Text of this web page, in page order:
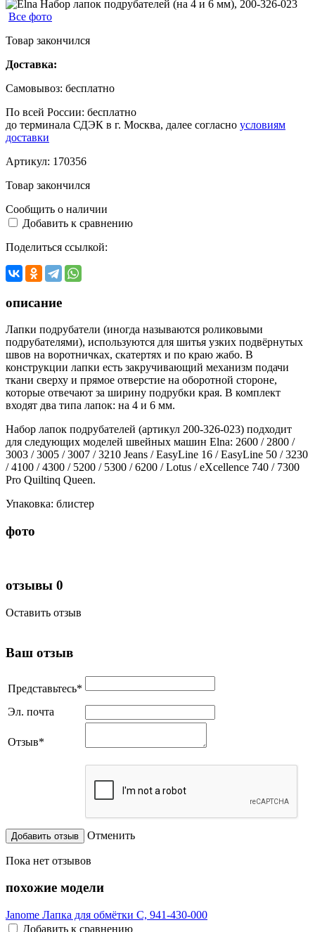
Все фото
Товар закончился
Доставка:
Самовывоз: бесплатно
По всей России: бесплатно
до терминала СДЭК в г. Москва, далее согласно условиям
доставки
Артикул: 170356
Товар закончился
Сообщить о наличии
Добавить к сравнению
Поделиться ссылкой:
описание
Лапки подрубатели (иногда называются роликовыми
подрубателями), используются для шитья узких подвёрнутых
швов на воротничках, скатертях и по краю жабо. В
конструкции лапки есть закручивающий механизм подачи
ткани сверху и прямое отверстие на оборотной стороне,
которые отвечают за ширину подрубки края. В комплект
входят два типа лапок: на 4 и 6 мм.
Набор лапок подрубателей (артикул 200-326-023) подходит
для следующих моделей швейных машин Elna: 2600 / 2800 /
3003 / 3005 / 3007 / 3210 Jeans / EasyLine 16 / EasyLine 50 / 3230
/ 4100 / 4300 / 5200 / 5300 / 6200 / Lotus / eXсellence 740 / 7300
Pro Quiltinq Queen.
Упаковка: блистер
фото
отзывы 0
Оставить отзыв
Ваш отзыв
Представьтесь*
Эл. почта
Отзыв*
Отменить
Пока нет отзывов
похожие модели
Janome Лапка для обмётки C, 941-430-000
Добавить к сравнению